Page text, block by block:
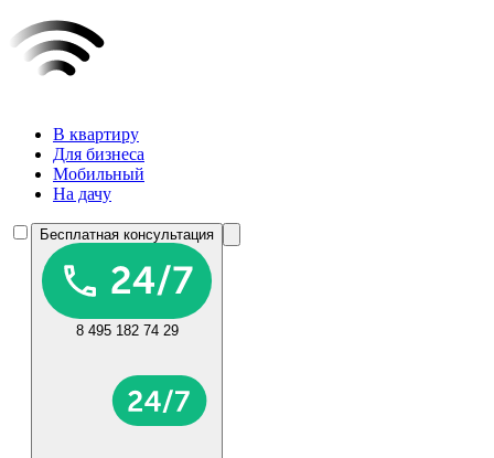
В квартиру
Для бизнеса
Мобильный
На дачу
Бесплатная консультация
8 495 182 74 29